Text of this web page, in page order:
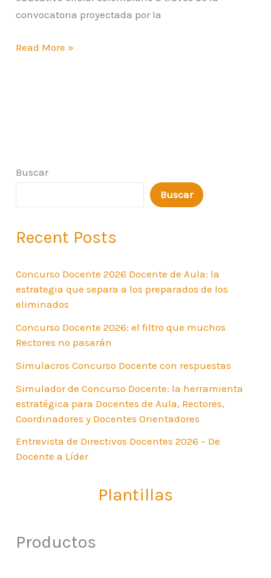
convocatoria proyectada por la
Read More »
Buscar
Buscar
Recent Posts
Concurso Docente 2026 Docente de Aula: la
estrategia que separa a los preparados de los
eliminados
Concurso Docente 2026: el filtro que muchos
Rectores no pasarán
Simulacros Concurso Docente con respuestas
Simulador de Concurso Docente: la herramienta
estratégica para Docentes de Aula, Rectores,
Coordinadores y Docentes Orientadores
Entrevista de Directivos Docentes 2026 – De
Docente a Líder
Plantillas
Productos